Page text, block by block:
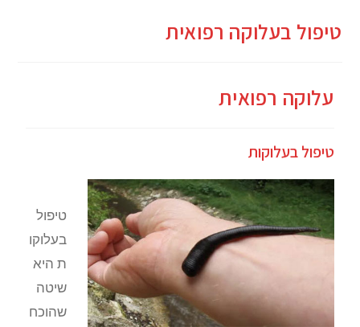
טיפול בעלוקה רפואית
עלוקה רפואית
טיפול בעלוקות
טיפול
בעלוקו
ת היא
שיטה
שהוכח